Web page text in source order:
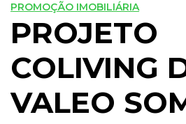
PROMOÇÃO IMOBILIÁRIA
PROJETO
COLIVING
VALEO